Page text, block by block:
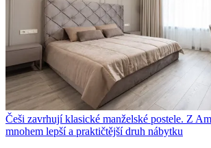
Češi zavrhují klasické manželské postele. Z
mnohem lepší a praktičtější druh nábytku